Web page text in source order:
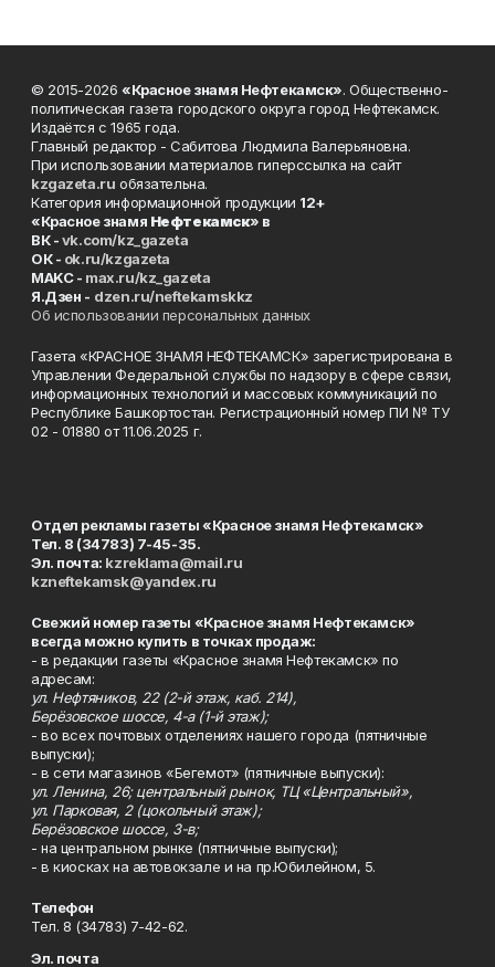
© 2015-2026 «Красное знамя Нефтекамск». Общественно-
политическая газета городского округа город Нефтекамск.
Издаётся с 1965 года.
Главный редактор - Сабитова Людмила Валерьяновна.
При использовании материалов гиперссылка на сайт
kzgazeta.ru обязательна.
Категория информационной продукции 12+
«Красное знамя Нефтекамск» в
ВК -vk.com/kz_gazeta
ОК - ok.ru/kzgazeta
MAKC - max.ru/kz_gazeta
Я.Дзен - dzen.ru/neftekamskkz
Об использовании персональных данных
Газета «КРАСНОЕ ЗНАМЯ НЕФТЕКАМСК» зарегистрирована в
Управлении Федеральной службы по надзору в сфере связи,
информационных технологий и массовых коммуникаций по
Республике Башкортостан. Регистрационный номер ПИ № ТУ
02 - 01880 от 11.06.2025 г.
Отдел рекламы газеты «Красное знамя Нефтекамск»
Тел. 8 (34783) 7-45-35.
Эл. почта: kzreklama@mail.ru
kzneftekamsk@yandex.ru
Свежий номер газеты «Красное знамя Нефтекамск»
всегда можно купить в точках продаж:
- в редакции газеты «Красное знамя Нефтекамск» по
адресам:
ул. Нефтяников, 22 (2-й этаж, каб. 214),
Берёзовское шоссе, 4-а (1-й этаж);
- во всех почтовых отделениях нашего города (пятничные
выпуски);
- в сети магазинов «Бегемот» (пятничные выпуски):
ул. Ленина, 26; центральный рынок, ТЦ «Центральный»,
ул. Парковая, 2 (цокольный этаж);
Берёзовское шоссе, 3-в;
- на центральном рынке (пятничные выпуски);
- в киосках на автовокзале и на пр.Юбилейном, 5.
Телефон
Тел. 8 (34783) 7-42-62.
Эл. почта